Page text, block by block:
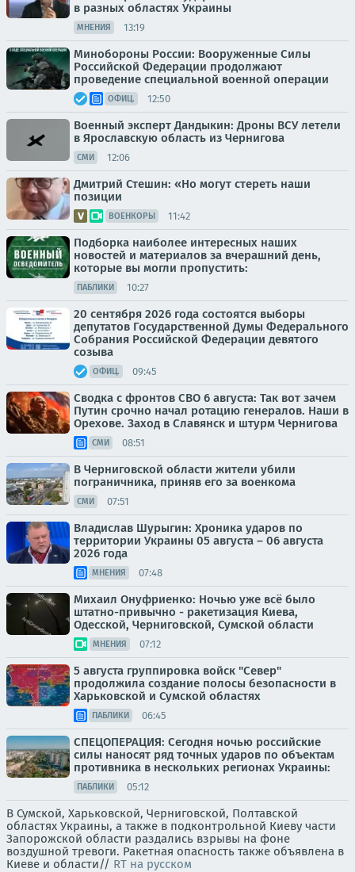
в разных областях Украины
МНЕНИЯ 13:19
Минобороны России: Вооруженные Силы
Российской Федерации продолжают
проведение специальной военной операции
ОФИЦ. 12:50
Военный эксперт Дандыкин: Дроны ВСУ летели
в Ярославскую область из Чернигова
СМИ 12:06
Дмитрий Стешин: «Но могут стереть наши
позиции
ВОЕНКОРЫ 11:42
Подборка наиболее интересных наших
новостей и материалов за вчерашний день,
которые вы могли пропустить:
ПАБЛИКИ 10:27
20 сентября 2026 года состоятся выборы
депутатов Государственной Думы Федерального
Собрания Российской Федерации девятого
созыва
ОФИЦ. 09:45
Сводка с фронтов СВО 6 августа: Так вот зачем
Путин срочно начал ротацию генералов. Наши в
Орехове. Заход в Славянск и штурм Чернигова
СМИ 08:51
В Черниговской области жители убили
пограничника, приняв его за военкома
СМИ 07:51
Владислав Шурыгин: Хроника ударов по
территории Украины 05 августа – 06 августа
2026 года
МНЕНИЯ 07:48
Михаил Онуфриенко: Ночью уже всё было
штатно-привычно - ракетизация Киева,
Одесской, Черниговской, Сумской области
МНЕНИЯ 07:12
5 августа группировка войск "Север"
продолжила создание полосы безопасности в
Харьковской и Сумской областях
ПАБЛИКИ 06:45
СПЕЦОПЕРАЦИЯ: Сегодня ночью российские
силы наносят ряд точных ударов по объектам
противника в нескольких регионах Украины:
ПАБЛИКИ 05:12
В Сумской, Харьковской, Черниговской, Полтавской
областях Украины, а также в подконтрольной Киеву части
Запорожской области раздались взрывы на фоне
воздушной тревоги. Ракетная опасность также объявлена в
Киеве и области// RT на русском